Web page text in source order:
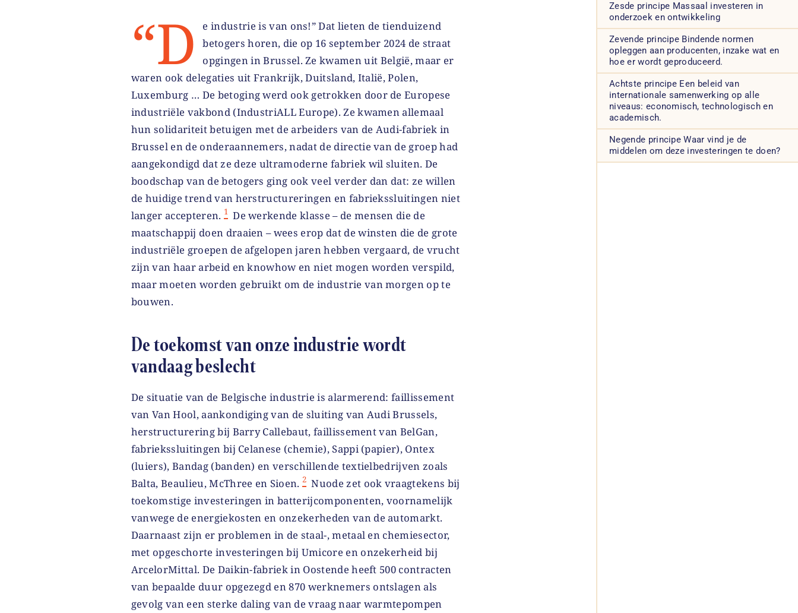
“D
e industrie is van ons!” Dat lieten de tienduizend
betogers horen, die op 16 september 2024 de straat
opgingen in Brussel. Ze kwamen uit België, maar er
waren ook delegaties uit Frankrijk, Duitsland, Italië, Polen,
Luxemburg … De betoging werd ook getrokken door de Europese
industriële vakbond (IndustriALL Europe). Ze kwamen allemaal
hun solidariteit betuigen met de arbeiders van de Audi-fabriek in
Brussel en de onderaannemers, nadat de directie van de groep had
aangekondigd dat ze deze ultramoderne fabriek wil sluiten. De
boodschap van de betogers ging ook veel verder dan dat: ze willen
de huidige trend van herstructureringen en fabriekssluitingen niet
langer accepteren. 1 De werkende klasse – de mensen die de
maatschappij doen draaien – wees erop dat de winsten die de grote
industriële groepen de afgelopen jaren hebben vergaard, de vrucht
zijn van haar arbeid en knowhow en niet mogen worden verspild,
maar moeten worden gebruikt om de industrie van morgen op te
bouwen.
De toekomst van onze industrie wordt
vandaag beslecht
De situatie van de Belgische industrie is alarmerend: faillissement
van Van Hool, aankondiging van de sluiting van Audi Brussels,
herstructurering bij Barry Callebaut, faillissement van BelGan,
fabriekssluitingen bij Celanese (chemie), Sappi (papier), Ontex
(luiers), Bandag (banden) en verschillende textielbedrijven zoals
Balta, Beaulieu, McThree en Sioen. 2 Nuode zet ook vraagtekens bij
toekomstige investeringen in batterijcomponenten, voornamelijk
vanwege de energiekosten en onzekerheden van de automarkt.
Daarnaast zijn er problemen in de staal-, metaal en chemiesector,
met opgeschorte investeringen bij Umicore en onzekerheid bij
ArcelorMittal. De Daikin-fabriek in Oostende heeft 500 contracten
van bepaalde duur opgezegd en 870 werknemers ontslagen als
gevolg van een sterke daling van de vraag naar warmtepompen
Zesde principe Massaal investeren in
onderzoek en ontwikkeling
Zevende principe Bindende normen
opleggen aan producenten, inzake wat en
hoe er wordt geproduceerd.
Achtste principe Een beleid van
internationale samenwerking op alle
niveaus: economisch, technologisch en
academisch.
Negende principe Waar vind je de
middelen om deze investeringen te doen?